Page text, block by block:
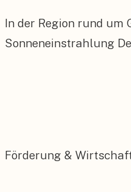
In der Region rund um
Sonneneinstrahlung
Förderung &